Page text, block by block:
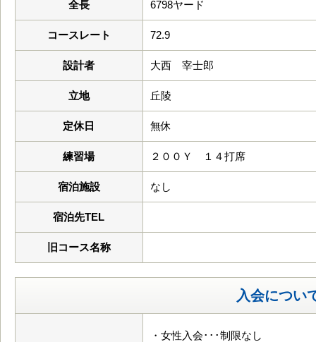
全長 6798ヤード
コースレート 72.9
設計者 大西 宰士郎
立地 丘陵
定休日 無休
練習場 ２００Ｙ １４打席
宿泊施設 なし
宿泊先TEL
旧コース名称
入会につい
・女性入会･･･制限なし